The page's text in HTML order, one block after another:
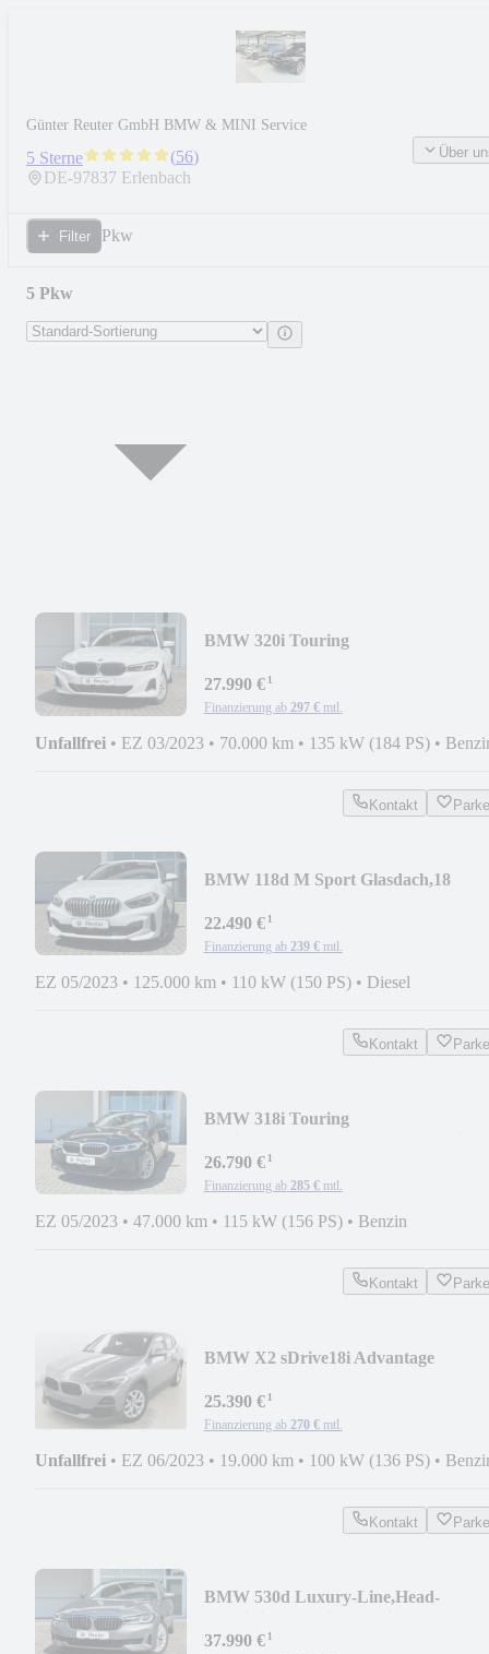
Günter Reuter GmbH BMW & MINI Service
5 Sterne (56)
DE-97837 Erlenbach
Über
Filter Pkw
5 Pkw
BMW 320i Touring
Up,ACC
27.990 €¹
Finanzierung ab 297 € mtl.
Unfallfrei • EZ 03/2023 • 70.000 km • 135 kW (184 PS) •
Kontakt
BMW 118d M Sport Glasdach,18
22.490 €¹
Finanzierung ab 239 € mtl.
EZ 05/2023 • 125.000 km • 110 kW (150 PS) • Diesel
Kontakt
BMW 318i Touring
26.790 €¹
Finanzierung ab 285 € mtl.
EZ 05/2023 • 47.000 km • 115 kW (156 PS) • Benzin
Kontakt
BMW X2 sDrive18i Advantage
25.390 €¹
Finanzierung ab 270 € mtl.
Unfallfrei • EZ 06/2023 • 19.000 km • 100 kW (136 PS) •
Kontakt
BMW 530d Luxury-Line,Head-
37.990 €¹